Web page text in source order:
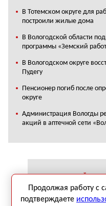
В Тотемском округе для
построили жилые дома
В Вологодской области
программы «Земский
В Вологодском округе
Пудегу
Пенсионер погиб после
округе
Администрация Вологды
акций в аптечной сети
ЧИТАТЬ СВЕЖИЙ
Продолжая работу с
подтверждаете